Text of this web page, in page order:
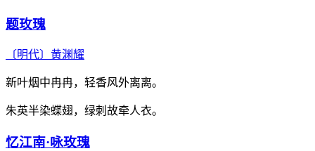
题玫瑰
〔明代〕 黄渊耀
新叶烟中冉冉，轻香风外离离。
朱英半染蝶翅，绿刺故牵人衣。
忆江南·咏玫瑰